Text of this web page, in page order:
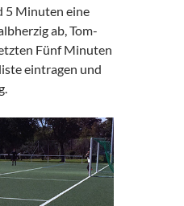
5 Minuten eine
ab, Tom-
Fünf Minuten
eintragen und